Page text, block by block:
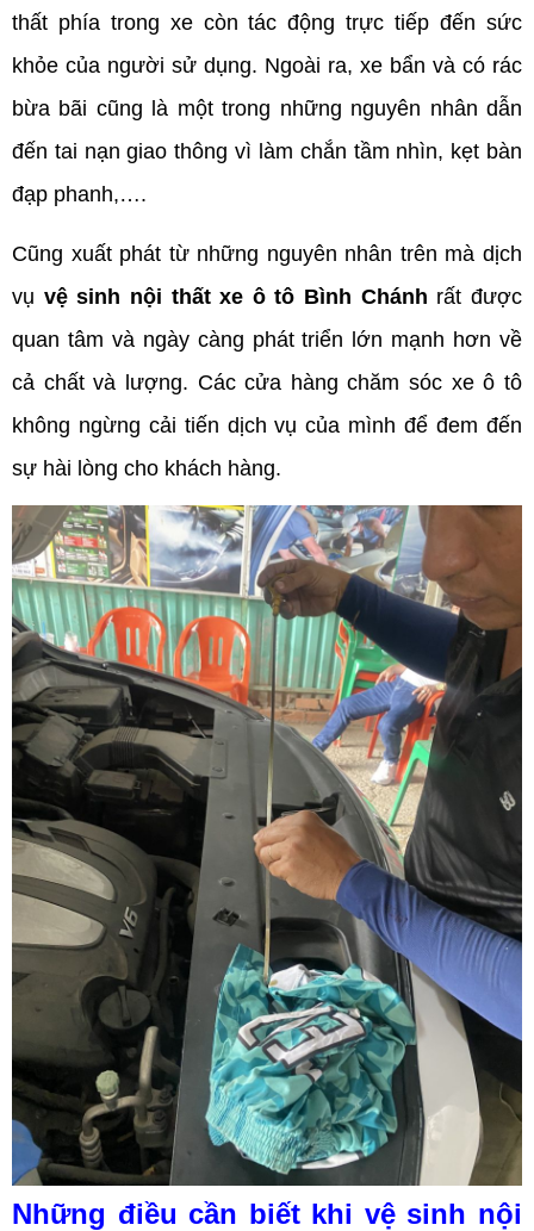
thất phía trong xe còn tác động trực tiếp đến sức
khỏe của người sử dụng. Ngoài ra, xe bẩn và có rác
bừa bãi cũng là một trong những nguyên nhân dẫn
đến tai nạn giao thông vì làm chắn tầm nhìn, kẹt bàn
đạp phanh,….
Cũng xuất phát từ những nguyên nhân trên mà dịch
vụ vệ sinh nội thất xe ô tô Bình Chánh rất được
quan tâm và ngày càng phát triển lớn mạnh hơn về
cả chất và lượng. Các cửa hàng chăm sóc xe ô tô
không ngừng cải tiến dịch vụ của mình để đem đến
sự hài lòng cho khách hàng.
Những điều cần biết khi vệ sinh nội